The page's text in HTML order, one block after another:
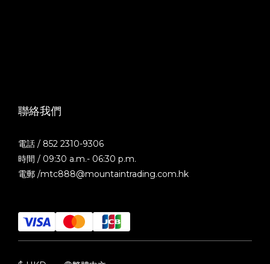
聯絡我們
電話 / 852 2310-9306
時間 / 09:30 a.m.- 06:30 p.m.
電郵 /mtc888@mountaintrading.com.hk